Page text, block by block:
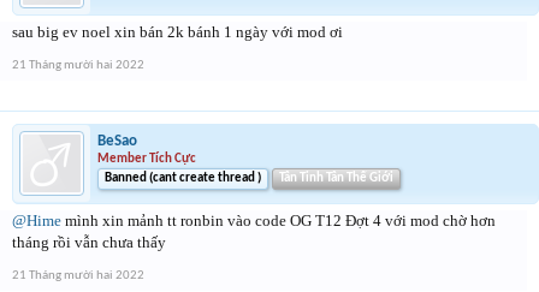
sau big ev noel xin bán 2k bánh 1 ngày với mod ơi
21 Tháng mười hai 2022
BeSao
Member Tích Cực
Banned (cant create thread )
Tân Tinh Tân Thế Giới
@Hime mình xin mảnh tt ronbin vào code OG T12 Đợt 4 với mod chờ hơn
tháng rồi vẫn chưa thấy
21 Tháng mười hai 2022